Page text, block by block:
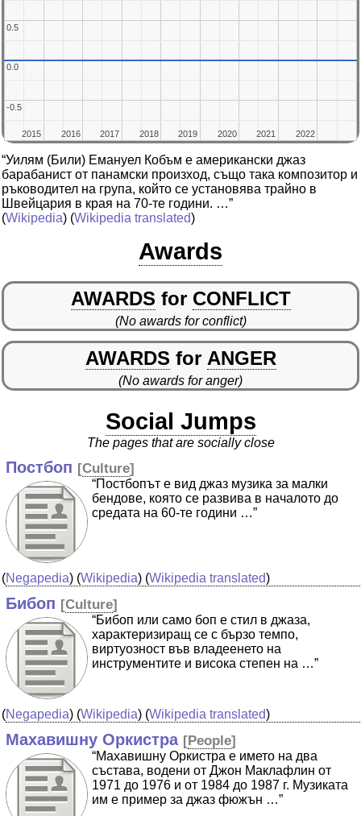
2015
2015 2016
2016 2017
2017 2018
2018 2019
2019 2020
2020 2021
2021 2022
2022
-0.5
-0.5
0.0
0.0
0.5
0.5
“Уилям (Били) Емануел Кобъм е американски джаз
барабанист от панамски произход, също така композитор и
ръководител на група, който се установява трайно в
Швейцария в края на 70-те години. …”
(Wikipedia) (Wikipedia translated)
Awards
AWARDS for CONFLICT
(No awards for conflict)
AWARDS for ANGER
(No awards for anger)
Social Jumps
The pages that are socially close
Постбоп [Culture]
“Постбопът е вид джаз музика за малки
бендове, която се развива в началото до
средата на 60-те години …”
(Negapedia) (Wikipedia) (Wikipedia translated)
Бибоп [Culture]
“Бибоп или само боп е стил в джаза,
характеризиращ се с бързо темпо,
виртуозност във владеенето на
инструментите и висока степен на …”
(Negapedia) (Wikipedia) (Wikipedia translated)
Махавишну Оркистра [People]
“Махавишну Оркистра е името на два
състава, водени от Джон Маклафлин от
1971 до 1976 и от 1984 до 1987 г. Музиката
им е пример за джаз фюжън …”